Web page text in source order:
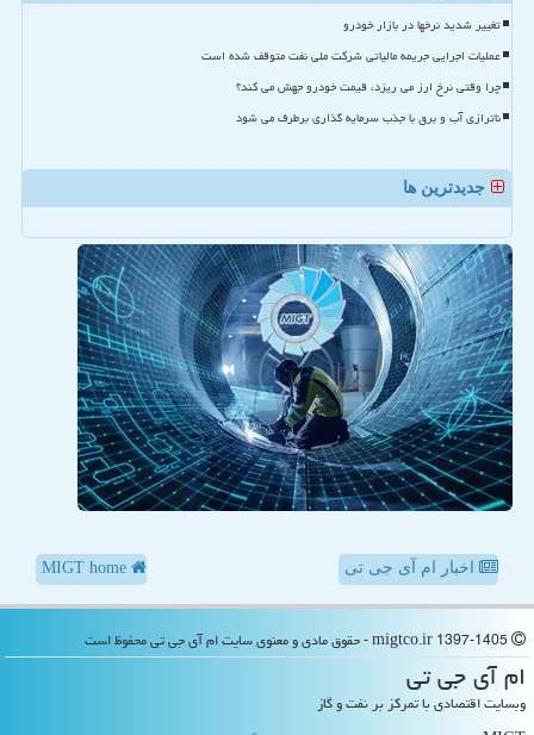
تغییر شدید نرخها در بازار خودرو
عملیات اجرایی جریمه مالیاتی شرکت ملی نفت متوقف شده است
چرا وقتی نرخ ارز می ریزد، قیمت خودرو جهش می کند؟
ناترازی آب و برق با جذب سرمایه گذاری برطرف می شود
جدیدترین ها
اخبار ام آی جی تی
ام آی جی تی
وبسایت اقتصادی با تمرکز بر نفت و گاز